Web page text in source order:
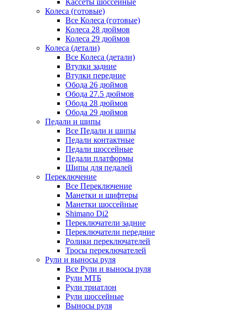
Кассеты шоссейные
Колеса (готовые)
Все Колеса (готовые)
Колеса 28 дюймов
Колеса 29 дюймов
Колеса (детали)
Все Колеса (детали)
Втулки задние
Втулки передние
Обода 26 дюймов
Обода 27.5 дюймов
Обода 28 дюймов
Обода 29 дюймов
Педали и шипы
Все Педали и шипы
Педали контактные
Педали шоссейные
Педали платформы
Шипы для педалей
Переключение
Все Переключение
Манетки и шифтеры
Манетки шоссейные
Shimano Di2
Переключатели задние
Переключатели передние
Ролики переключателей
Тросы переключателей
Рули и выносы руля
Все Рули и выносы руля
Рули МТБ
Рули триатлон
Рули шоссейные
Выносы руля